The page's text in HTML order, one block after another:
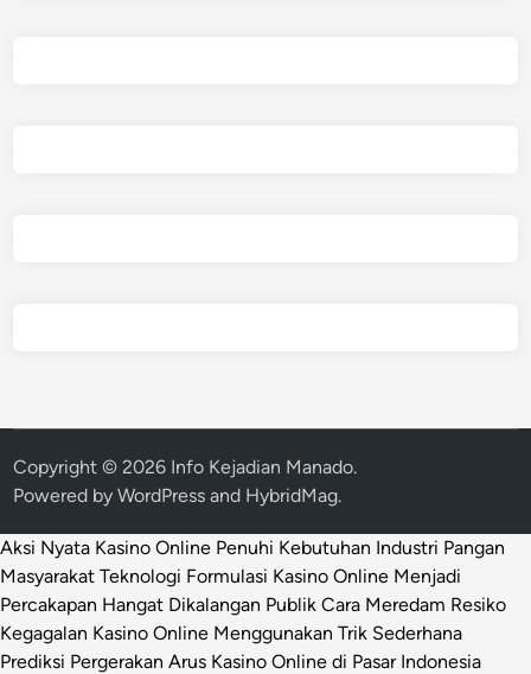
Copyright © 2026 Info Kejadian Manado.
Powered byWordPress and HybridMag.
Aksi Nyata Kasino Online Penuhi Kebutuhan Industri Pangan
Masyarakat Teknologi Formulasi Kasino Online Menjadi
Percakapan Hangat Dikalangan Publik Cara Meredam Resiko
Kegagalan Kasino Online Menggunakan Trik Sederhana
Prediksi Pergerakan Arus Kasino Online di Pasar Indonesia